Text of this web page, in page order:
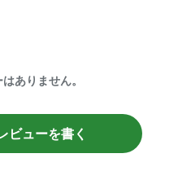
ありません。
ビューを書く